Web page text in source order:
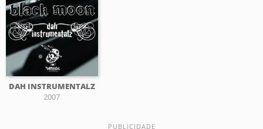
DAH INSTRUMENTALZ
2007